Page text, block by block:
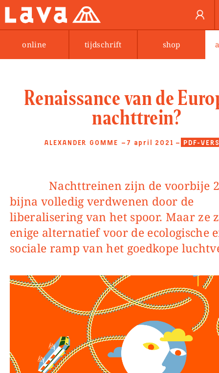
online tijdschrift shop
Renaissance van de
nachttrein?
ALEXANDER GOMME —7 april 2021 — PDF-
Nachttreinen zijn de voorbije 25 jaar
bijna volledig verdwenen door de
liberalisering van het spoor. Maar ze
enige alternatief voor de ecologische
sociale ramp van het goedkope